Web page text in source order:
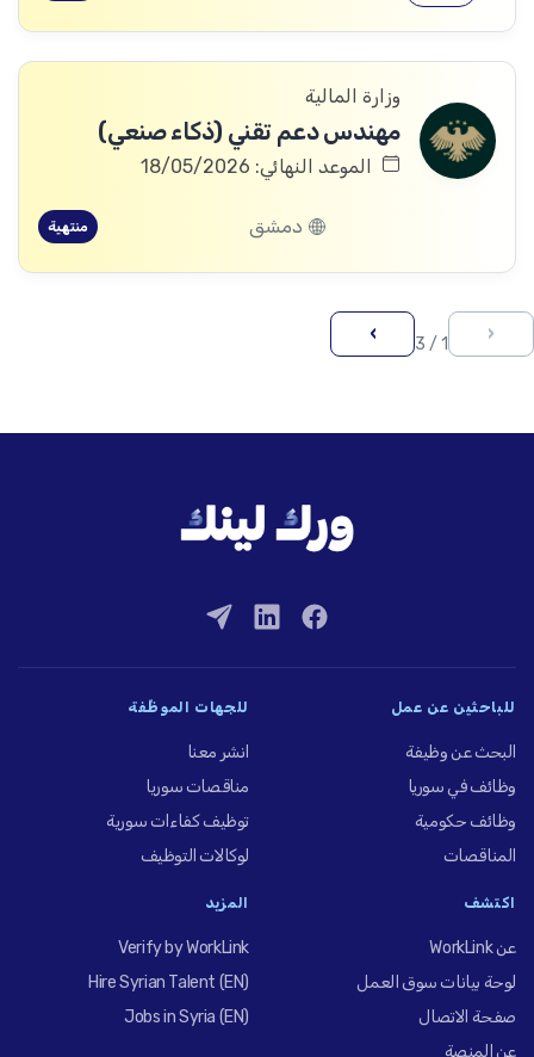
وزارة المالية
مهندس دعم تقني (ذكاء صنعي)
الموعد النهائي: 18/05/2026
دمشق منتهية
‹
1 / 3
›
للباحثين عن عمل
البحث عن وظيفة
وظائف في سوريا
وظائف حكومية
المناقصات
للجهات الموظِّفة
انشر معنا
مناقصات سوريا
توظيف كفاءات سورية
لوكالات التوظيف
اكتشف
عن WorkLink
لوحة بيانات سوق العمل
صفحة الاتصال
عن المنصة
المزيد
Verify by WorkLink
Hire Syrian Talent (EN)
Jobs in Syria (EN)